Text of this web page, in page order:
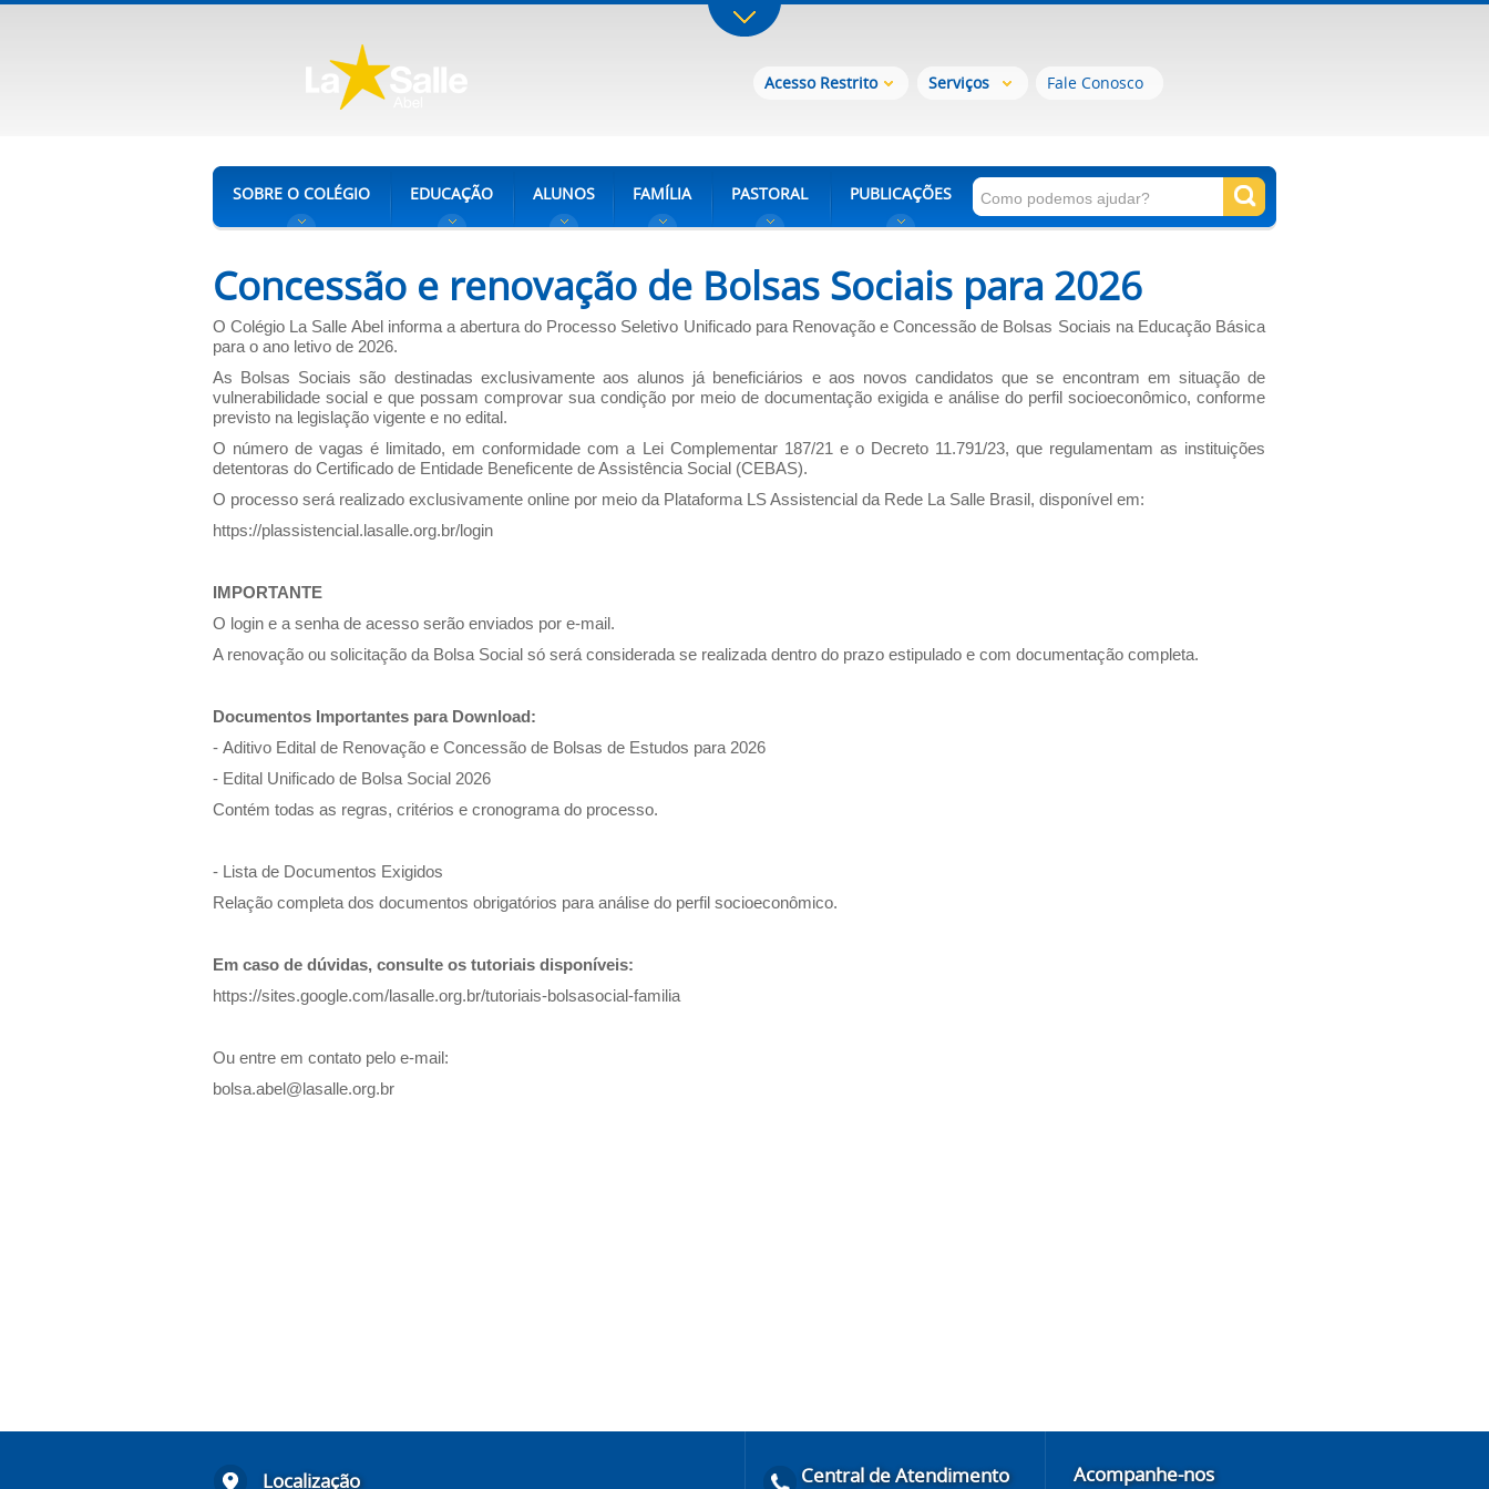
Acesso Restrito Serviços Fale Conosco
SOBRE O COLÉGIO EDUCAÇÃO ALUNOS FAMÍLIA PASTORAL PUBLICAÇÕES
Concessão e renovação de Bolsas Sociais para 2026
O Colégio La Salle Abel informa a abertura do Processo Seletivo Unificado para Renovação e Concessão de Bolsas Sociais na Educação Básica
para o ano letivo de 2026.
As Bolsas Sociais são destinadas exclusivamente aos alunos já beneficiários e aos novos candidatos que se encontram em situação de
vulnerabilidade social e que possam comprovar sua condição por meio de documentação exigida e análise do perfil socioeconômico, conforme
previsto na legislação vigente e no edital.
O número de vagas é limitado, em conformidade com a Lei Complementar 187/21 e o Decreto 11.791/23, que regulamentam as instituições
detentoras do Certificado de Entidade Beneficente de Assistência Social (CEBAS).
O processo será realizado exclusivamente online por meio da Plataforma LS Assistencial da Rede La Salle Brasil, disponível em:
https://plassistencial.lasalle.org.br/login
IMPORTANTE
O login e a senha de acesso serão enviados por e-mail.
A renovação ou solicitação da Bolsa Social só será considerada se realizada dentro do prazo estipulado e com documentação completa.
Documentos Importantes para Download:
- Aditivo Edital de Renovação e Concessão de Bolsas de Estudos para 2026
- Edital Unificado de Bolsa Social 2026
Contém todas as regras, critérios e cronograma do processo.
- Lista de Documentos Exigidos
Relação completa dos documentos obrigatórios para análise do perfil socioeconômico.
Em caso de dúvidas, consulte os tutoriais disponíveis:
https://sites.google.com/lasalle.org.br/tutoriais-bolsasocial-familia
Ou entre em contato pelo e-mail:
bolsa.abel@lasalle.org.br
Localização
Central de Atendimento
Acompanhe-nos